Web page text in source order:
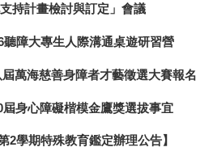
持計畫檢討與訂定」會議
聽障大專生人際溝通桌遊研習營
屆萬海慈善身障者才藝徵選大賽報名
屆身心障礙楷模金鷹獎選拔事宜
2學期特殊教育鑑定辦理公告】